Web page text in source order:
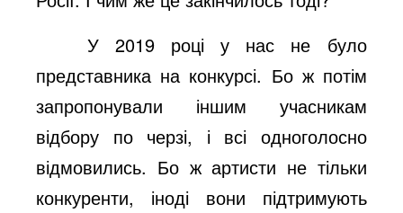
У 2019 році у нас не було
представника на конкурсі. Бо ж потім
запропонували іншим учасникам
відбору по черзі, і всі одноголосно
відмовились. Бо ж артисти не тільки
конкуренти, іноді вони підтримують